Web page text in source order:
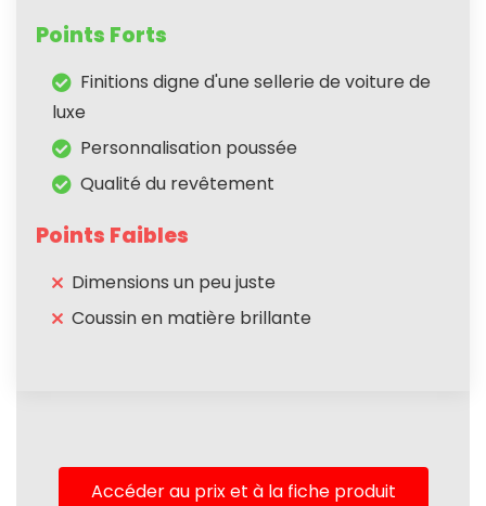
Points Forts
Finitions digne d'une sellerie de voiture de
luxe
Personnalisation poussée
Qualité du revêtement
Points Faibles
Dimensions un peu juste
Coussin en matière brillante
Accéder au prix et à la fiche produit